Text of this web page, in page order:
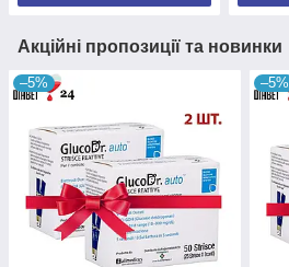
Акційні пропозиції та новинки
–5% –5%